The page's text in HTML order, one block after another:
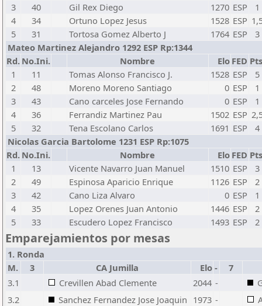
3
40 Gil Rex Diego 1270 ESP
1
4
34 Ortuno Lopez Jesus 1528 ESP
5
31 Tortosa Gomez Alberto J 1764 ESP
3
Mateo Martinez Alejandro 1292 ESP Rp:1344
Rd. No.Ini. Nombre Elo FED
1
11 Tomas Alonso Francisco J. 1528 ESP
5
2
48 Moreno Moreno Santiago 0 ESP
1
3
43 Cano carceles Jose Fernando 0 ESP
1
4
36 Ferrandiz Martinez Pau 1502 ESP
5
32 Tena Escolano Carlos 1691 ESP
4
Nicolas Garcia Bartolome 1231 ESP Rp:1075
Rd. No.Ini. Nombre Elo FED
1
13 Vicente Navarro Juan Manuel 1510 ESP
3
2
49 Espinosa Aparicio Enrique 1126 ESP
2
3
42 Cano Liza Alvaro 0 ESP
1
4
35 Lopez Orenes Juan Antonio 1446 ESP
2
5
33 Escudero Lopez Francisco 1493 ESP 2
Emparejamientos por mesas
1. Ronda
M.
3 CA Jumilla Elo -
7
3.1
Crevillen Abad Clemente 2044 -
3.2
Sanchez Fernandez Jose Joaquin 1973 -